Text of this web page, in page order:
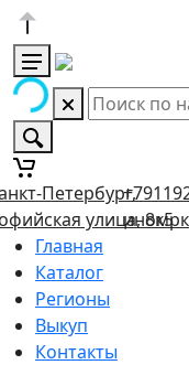
Петербург,
улица, 8к5
иномрк
Главная
Каталог
Регионы
Выкуп
Контакты